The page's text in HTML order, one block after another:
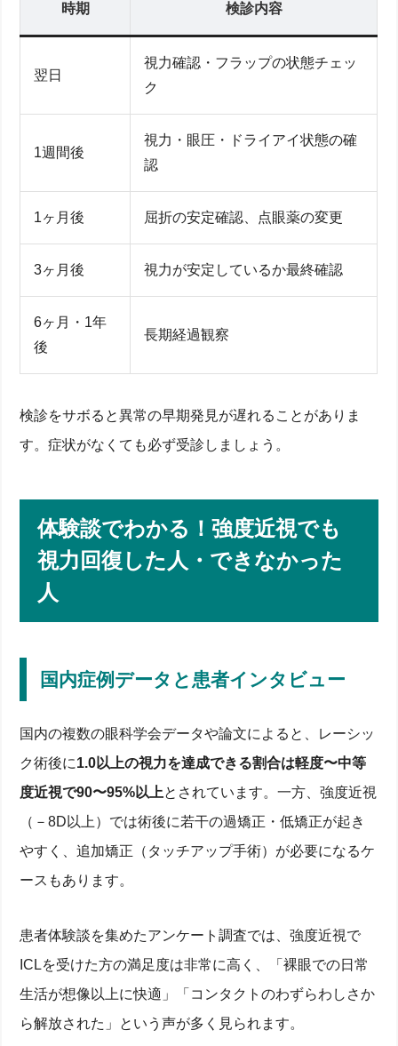
時期 検診内容
翌日
視力確認・フラップの状態チェッ
ク
1週間後
視力・眼圧・ドライアイ状態の確
認
1ヶ月後 屈折の安定確認、点眼薬の変更
3ヶ月後 視力が安定しているか最終確認
6ヶ月・1年
後
長期経過観察
検診をサボると異常の早期発見が遅れることがありま
す。症状がなくても必ず受診しましょう。
体験談でわかる！強度近視でも
視力回復した人・できなかった
人
国内症例データと患者インタビュー
国内の複数の眼科学会データや論文によると、レーシッ
ク術後に1.0以上の視力を達成できる割合は軽度〜中等
度近視で90〜95%以上とされています。一方、強度近視
（－8D以上）では術後に若干の過矯正・低矯正が起き
やすく、追加矯正（タッチアップ手術）が必要になるケ
ースもあります。
患者体験談を集めたアンケート調査では、強度近視で
ICLを受けた方の満足度は非常に高く、「裸眼での日常
生活が想像以上に快適」「コンタクトのわずらわしさか
ら解放された」という声が多く見られます。